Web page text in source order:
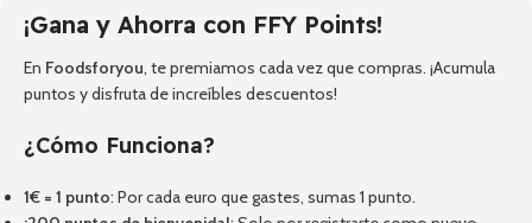
¡Gana y Ahorra con FFY Points!
En Foodsforyou, te premiamos cada vez que compras. ¡Acumula
puntos y disfruta de increíbles descuentos!
¿Cómo Funciona?
1€ = 1 punto: Por cada euro que gastes, sumas 1 punto.